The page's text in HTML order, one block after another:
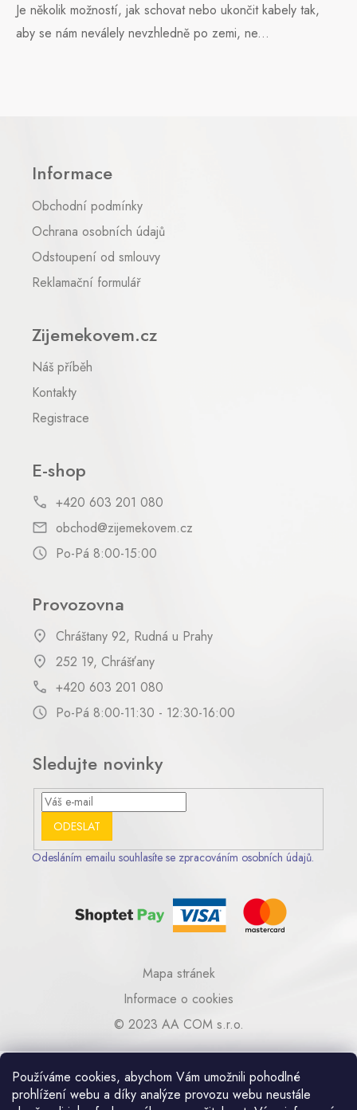
Používáme cookies, abychom Vám umožnili pohodlné
prohlížení webu a díky analýze provozu webu neustále
Je několik možností, jak schovat nebo ukončit kabely tak,
aby se nám neválely nevzhledně po zemi, ne...
Informace
Obchodní podmínky
Ochrana osobních údajů
Odstoupení od smlouvy
Reklamační formulář
Zijemekovem.cz
Náš příběh
Kontakty
Registrace
E-shop
+420 603 201 080
obchod@zijemekovem.cz
Po-Pá 8:00-15:00
Provozovna
Chráštany 92, Rudná u Prahy
252 19, Chrášťany
+420 603 201 080
Po-Pá 8:00-11:30 - 12:30-16:00
Sledujte novinky
ODESLAT
Odesláním emailu souhlasíte se zpracováním osobních údajů.
Mapa stránek
Informace o cookies
© 2023 AA COM s.r.o.
Umělecká kovovýroba Praha